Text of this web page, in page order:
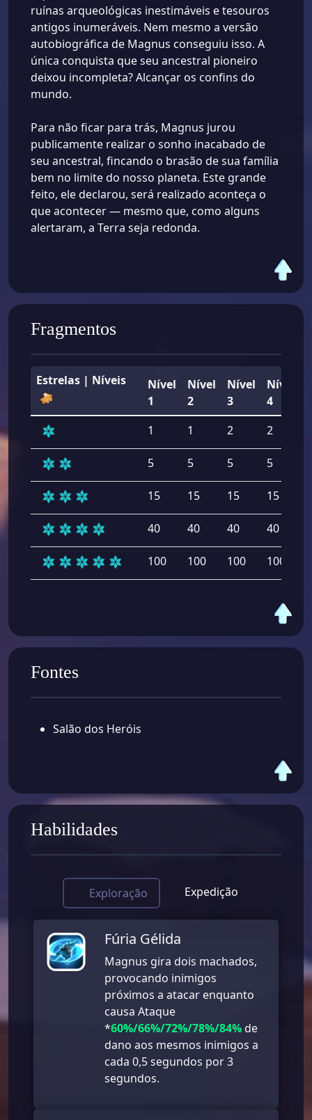
ruínas arqueológicas inestimáveis ​​e tesouros
antigos inumeráveis. Nem mesmo a versão
autobiográfica de Magnus conseguiu isso. A
única conquista que seu ancestral pioneiro
deixou incompleta? Alcançar os confins do
mundo.
Para não ficar para trás, Magnus jurou
publicamente realizar o sonho inacabado de
seu ancestral, fincando o brasão de sua família
bem no limite do nosso planeta. Este grande
feito, ele declarou, será realizado aconteça o
que acontecer — mesmo que, como alguns
alertaram, a Terra seja redonda.
Fragmentos
Estrelas | Níveis
Nível
1
Nível
2
Nível
3
Nível
4
1
1 2 2
5 5 5 5
15 15 15 15
40 40 40 40
100 100 100 100
Fontes
Salão dos Heróis
Habilidades
Exploração Expedição
Fúria Gélida
Magnus gira dois machados,
provocando inimigos
próximos a atacar enquanto
causa Ataque
*60%/66%/72%/78%/84% de
dano aos mesmos inimigos a
cada 0,5 segundos por 3
segundos.